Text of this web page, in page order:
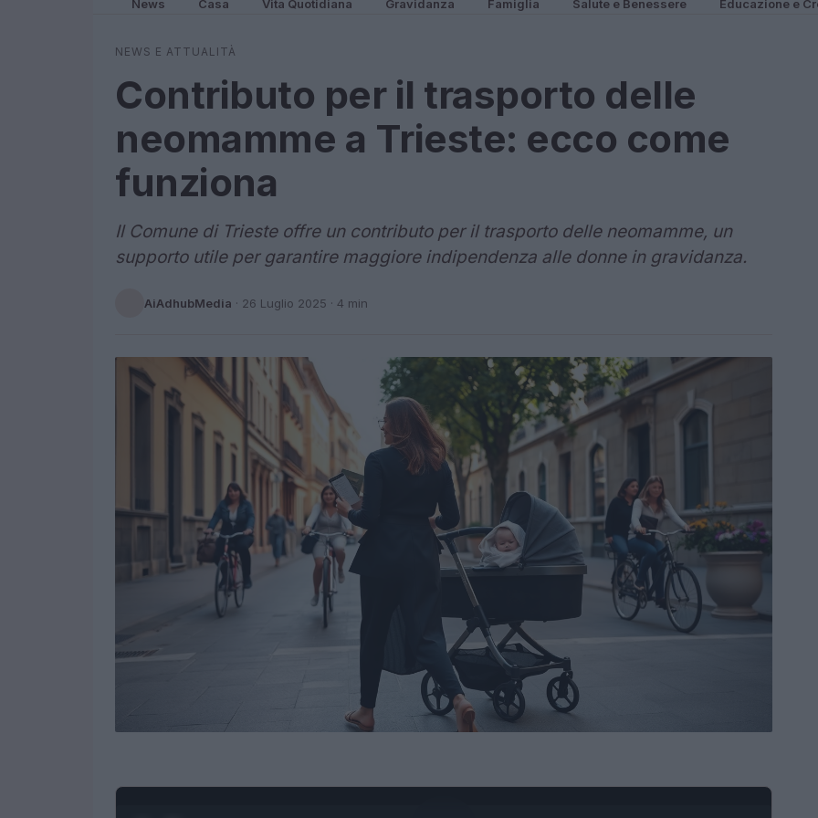
News Casa Vita Quotidiana Gravidanza Famiglia Salute e Benessere Educazione e
NEWS E ATTUALITÀ
Contributo per il trasporto delle
neomamme a Trieste: ecco come
funziona
Il Comune di Trieste offre un contributo per il trasporto delle neomamme, un
supporto utile per garantire maggiore indipendenza alle donne in gravidanza.
AiAdhubMedia · 26 Luglio 2025 · 4 min